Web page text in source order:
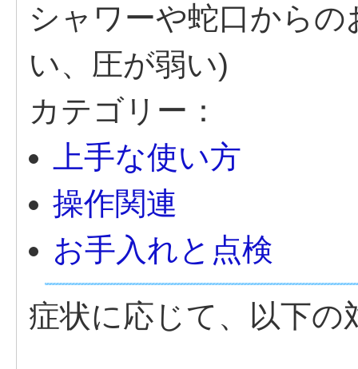
シャワーや蛇口から
い、圧が弱い)
カテゴリー：
上手な使い方
操作関連
お手入れと点検
症状に応じて、以下